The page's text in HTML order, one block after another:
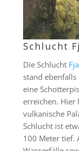
Schlucht
Die Schlucht
stand
eine
erreichen. Hier
vulkanische
Schlucht ist
100 Meter tief.